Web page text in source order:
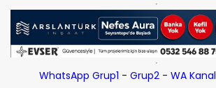
WhatsApp Grup1 - Grup2- WA Kanal